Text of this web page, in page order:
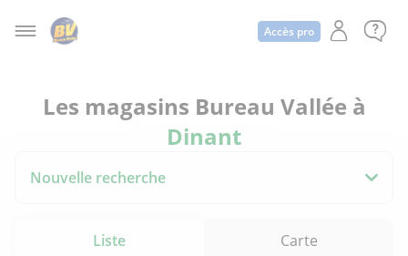
Accès pro
Les magasins Bureau Vallée à
Dinant
Nouvelle recherche
Liste Carte